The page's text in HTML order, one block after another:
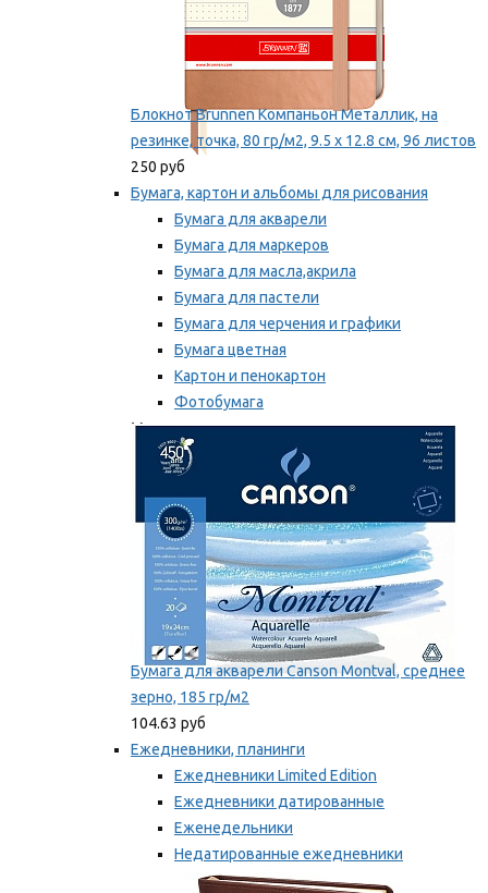
Блокнот Brunnen Компаньон Металлик, на
резинке, точка, 80 гр/м2, 9.5 х 12.8 см, 96 листов
250 руб
Бумага, картон и альбомы для рисования
Бумага для акварели
Бумага для маркеров
Бумага для масла,акрила
Бумага для пастели
Бумага для черчения и графики
Бумага цветная
Картон и пенокартон
Фотобумага
Мы рекомендуем
Бумага для акварели Canson Montval, среднее
зерно, 185 гр/м2
104.63 руб
Ежедневники, планинги
Ежедневники Limited Edition
Ежедневники датированные
Еженедельники
Недатированные ежедневники
Планинги